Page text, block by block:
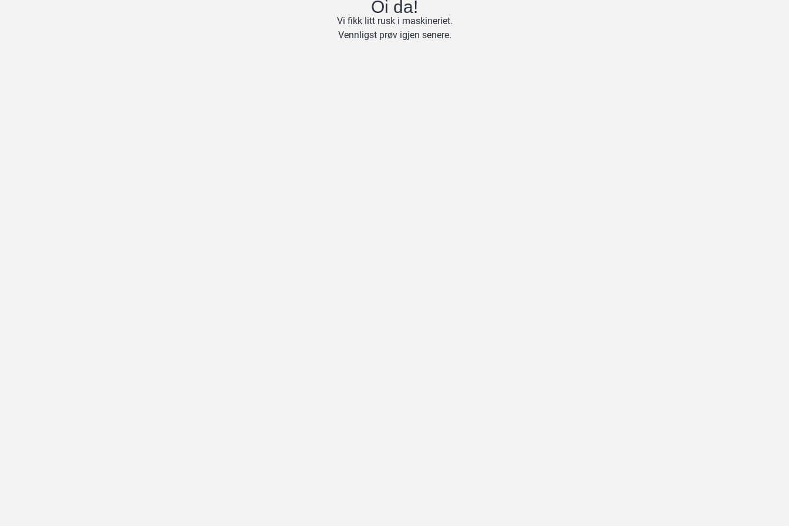
Oi da!
Vi fikk litt rusk i maskineriet.
Vennligst prøv igjen senere.